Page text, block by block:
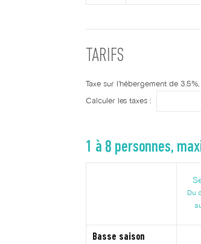
TARIFS
Taxe sur l'hébergement de
Calculer les taxes :
1 à 8 personnes,
Du
Basse saison